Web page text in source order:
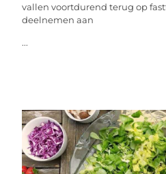
vallen voortdurend terug op
deelnemen aan
...